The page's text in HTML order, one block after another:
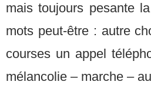
mais toujours pesante
mots peut-être : autre
courses un appel
mélancolie – marche –